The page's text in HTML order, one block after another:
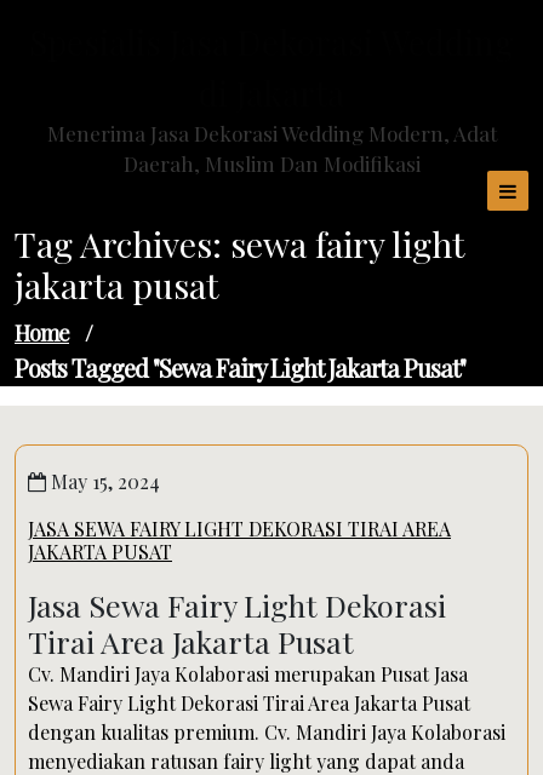
Menerima Jasa Dekorasi Wedding Modern, Adat
Daerah, Muslim Dan Modifikasi
Tag Archives: sewa fairy light
jakarta pusat
Home /
Posts Tagged "sewa Fairy Light Jakarta Pusat"
May 15, 2024
JASA SEWA FAIRY LIGHT DEKORASI TIRAI AREA
JAKARTA PUSAT
Jasa Sewa Fairy Light Dekorasi
Tirai Area Jakarta Pusat
Cv. Mandiri Jaya Kolaborasi merupakan Pusat Jasa
Sewa Fairy Light Dekorasi Tirai Area Jakarta Pusat
dengan kualitas premium. Cv. Mandiri Jaya Kolaborasi
menyediakan ratusan fairy light yang dapat anda